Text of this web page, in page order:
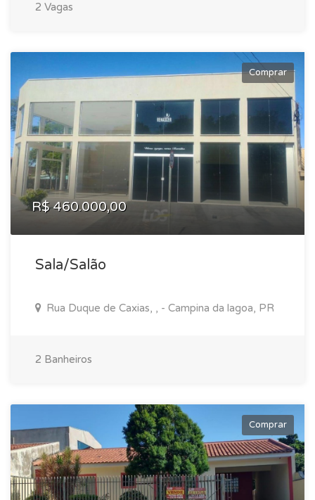
2 Vagas
Comprar
R$ 460.000,00
Sala/Salão
Rua Duque de Caxias, , - Campina da lagoa, PR
2 Banheiros
Comprar